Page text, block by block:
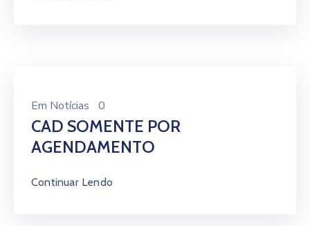
Em Notícias 0
CAD SOMENTE POR
AGENDAMENTO
Continuar Lendo